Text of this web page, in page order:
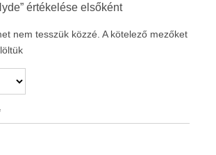
értékelése elsőként
nem tesszük közzé. A kötelező mezőket